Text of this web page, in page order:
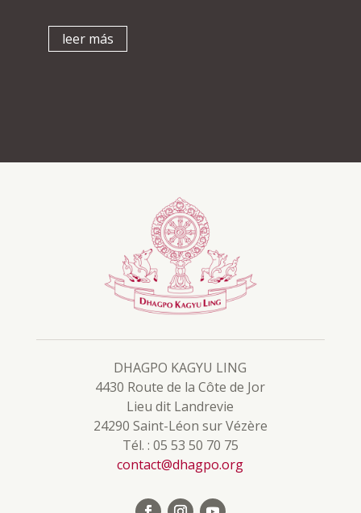
leer más
DHAGPO KAGYU LING
4430 Route de la Côte de Jor
Lieu dit Landrevie
24290 Saint-Léon sur Vézère
Tél. : 05 53 50 70 75
contact@dhagpo.org